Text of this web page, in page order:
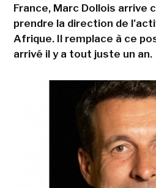
France, Marc Dollois arrive
prendre la direction de
Afrique. Il remplace à ce
arrivé il y a tout juste un an.